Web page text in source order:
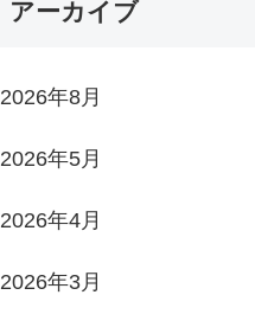
アーカイブ
2026年8月
2026年5月
2026年4月
2026年3月